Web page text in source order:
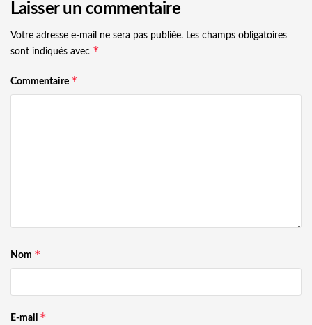
Laisser un commentaire
Votre adresse e-mail ne sera pas publiée. Les champs obligatoires
sont indiqués avec *
Commentaire *
Nom *
E-mail *